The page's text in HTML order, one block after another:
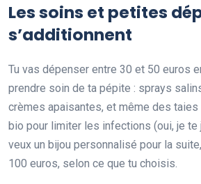
Les soins et petites
s’additionnent
Tu vas dépenser entre 30 et 50 euros
prendre soin de ta pépite : sprays
crèmes apaisantes, et même des taies
bio pour limiter les infections (oui, je te
veux un bijou personnalisé pour la
100 euros, selon ce que tu choisis.